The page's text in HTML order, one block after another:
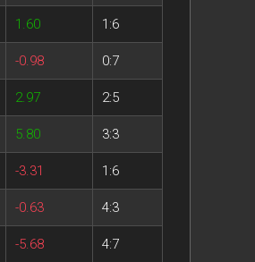
1.60 1:6
-0.98 0:7
2.97 2:5
5.80 3:3
-3.31 1:6
-0.63 4:3
-5.68 4:7